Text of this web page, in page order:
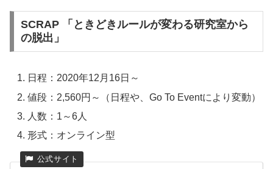
SCRAP 「ときどきルールが変わる研究室から
の脱出」
日程：2020年12月16日～
値段：2,560円～（日程や、Go To Eventにより変動）
人数：1～6人
形式：オンライン型